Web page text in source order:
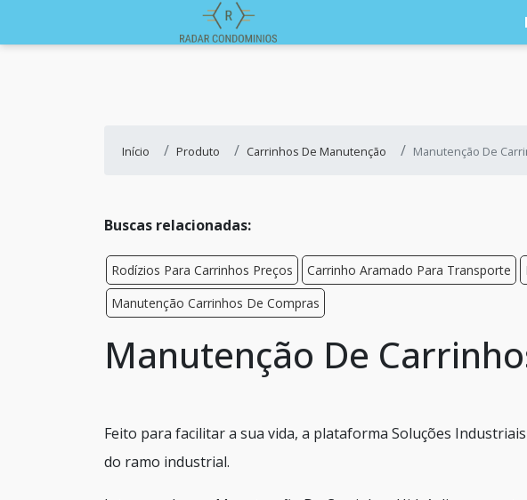
Início Produto Carrinhos De Manutenção Manutenção De
Buscas relacionadas:
Rodízios Para Carrinhos Preços Carrinho Aramado Para Transporte
Manutenção Carrinhos De Compras
Manutenção De
Feito para facilitar a sua vida, a plataforma Soluções
do ramo industrial.